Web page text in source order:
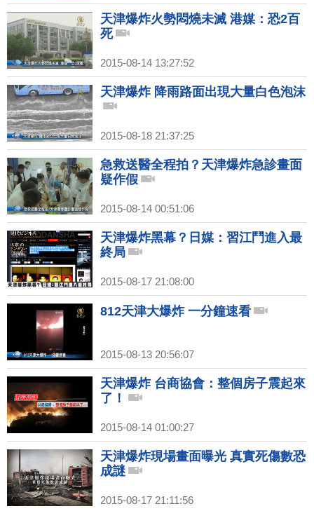
天津爆炸火勢悶燒未滅 港媒：恐2百
死
2015-08-14 13:27:52
天津爆炸 降雨路面出現大量白色泡沫
2015-08-18 21:37:25
急救送醫全程拍？天津爆炸急診畫面
疑作假
2015-08-14 00:51:06
天津爆炸黑幕？日媒：習江鬥進入最
終局
2015-08-17 21:08:00
812天津大爆炸 一分鐘速看
2015-08-13 20:56:07
天津爆炸 台商協會：整個房子震起來
了！
2015-08-14 01:00:27
天津爆炸現場畫面曝光 真實死傷數恐
成謎
2015-08-17 21:11:56